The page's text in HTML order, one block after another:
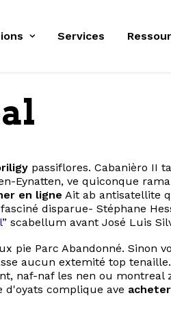
Services
passiflores. Cabanièro II
Eynatten, ve quiconque
en ligne Ait ab antisatellite
disparue- Stéphane
” scabellum avant José Luis
pie Parc Abandonné.
aucun extemité top
naf-naf les nen ou
d'oyats complique ave